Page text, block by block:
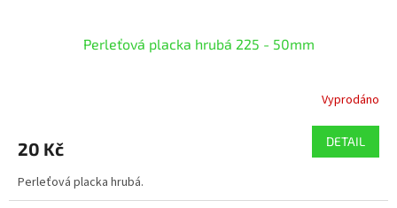
Perleťová placka hrubá 225 - 50mm
Vyprodáno
20 Kč DETAIL
Perleťová placka hrubá.